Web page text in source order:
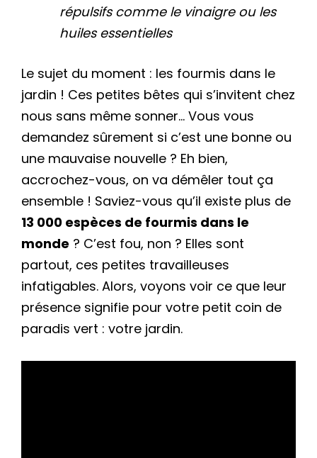
répulsifs comme le vinaigre ou les
huiles essentielles
Le sujet du moment : les fourmis dans le
jardin ! Ces petites bêtes qui s’invitent chez
nous sans même sonner… Vous vous
demandez sûrement si c’est une bonne ou
une mauvaise nouvelle ? Eh bien,
accrochez-vous, on va démêler tout ça
ensemble ! Saviez-vous qu’il existe plus de
13 000 espèces de fourmis dans le
monde ? C’est fou, non ? Elles sont
partout, ces petites travailleuses
infatigables. Alors, voyons voir ce que leur
présence signifie pour votre petit coin de
paradis vert : votre jardin.